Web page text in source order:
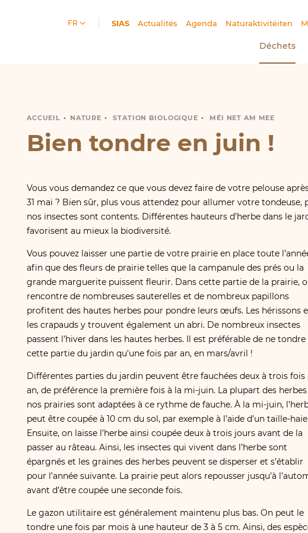
FR SIAS(Section actuelle)
Actualités Agenda Naturaktivitéiten
Déchets
ACCUEIL NATURE STATION BIOLOGIQUE MÉI NET AM MEE
BIEN TONDRE EN JUIN !
Bien tondre en juin !
Vous vous demandez ce que vous devez faire de votre pelouse
31 mai ? Bien sûr, plus vous attendez pour allumer votre tondeuse,
nos insectes sont contents. Différentes hauteurs d’herbe dans le
favorisent au mieux la biodiversité.
Vous pouvez laisser une partie de votre prairie en place toute
afin que des fleurs de prairie telles que la campanule des prés ou la
grande marguerite puissent fleurir. Dans cette partie de la prairie,
rencontre de nombreuses sauterelles et de nombreux papillons
profitent des hautes herbes pour pondre leurs œufs. Les hérissons
les crapauds y trouvent également un abri. De nombreux insectes
passent l’hiver dans les hautes herbes. Il est préférable de ne tondre
cette partie du jardin qu’une fois par an, en mars/​avril !
Différentes parties du jardin peuvent être fauchées deux à trois fois
an, de préférence la première fois à la mi-juin. La plupart des
nos prairies sont adaptées à ce rythme de fauche. À la mi-juin,
peut être coupée à 10 cm du sol, par exemple à l’aide d’un taille-
Ensuite, on laisse l’herbe ainsi coupée deux à trois jours avant de la
passer au râteau. Ainsi, les insectes qui vivent dans l’herbe sont
épargnés et les graines des herbes peuvent se disperser et s’établir
pour l’année suivante. La prairie peut alors repousser jusqu’à
avant d’être coupée une seconde fois.
Le gazon utilitaire est généralement maintenu plus bas. On peut le
tondre une fois par mois à une hauteur de 3 à 5 cm. Ainsi, des